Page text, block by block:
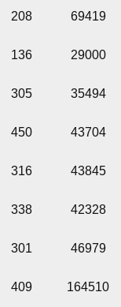
208 69419
136 29000
305 35494
450 43704
316 43845
338 42328
301 46979
409 164510